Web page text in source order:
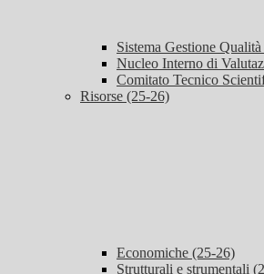
Sistema Gestione
Nucleo Interno di
Comitato Tecnico
Risorse (25-26)
Economiche (25-26)
Strutturali e strumentali